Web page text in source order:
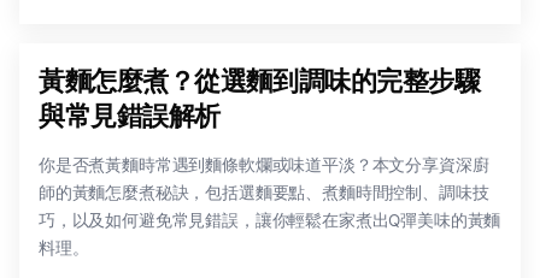
黃麵怎麼煮？從選麵到調味的完整步驟
與常見錯誤解析
你是否煮黃麵時常遇到麵條軟爛或味道平淡？本文分享資深廚
師的黃麵怎麼煮秘訣，包括選麵要點、煮麵時間控制、調味技
巧，以及如何避免常見錯誤，讓你輕鬆在家煮出Q彈美味的黃麵
料理。